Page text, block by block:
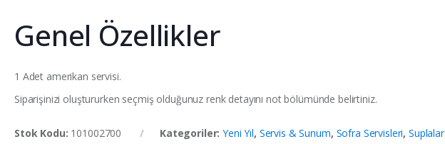
Genel Özellikler
1 Adet amerikan servisi.
Siparişinizi oluştururken seçmiş olduğunuz renk detayını not bölümünde belirtiniz.
Stok Kodu: 101002700 Kategoriler:Yeni Yıl, Servis & Sunum, Sofra Servisleri,Suplalar